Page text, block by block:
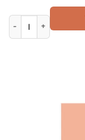
Don’t go there aantal